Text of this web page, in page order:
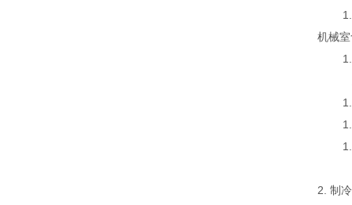
1.6
机械
1.7
1.8
1.8.2
2. 制